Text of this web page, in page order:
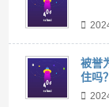
被誉
住吗？